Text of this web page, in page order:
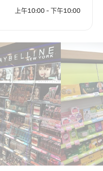
上午10:00 - 下午10:00